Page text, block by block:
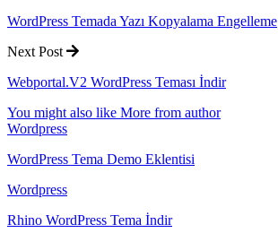
WordPress Temada Yazı Kopyalama Engelleme
Next Post
Webportal.V2 WordPress Teması İndir
You might also like More from author
Wordpress
WordPress Tema Demo Eklentisi
Wordpress
Rhino WordPress Tema İndir